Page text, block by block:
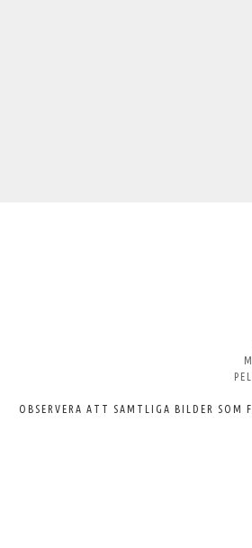
OBSERVERA ATT SAMTLIGA BILDER SOM